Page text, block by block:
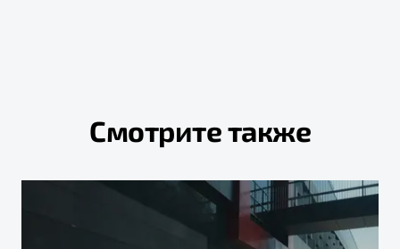
Смотрите также